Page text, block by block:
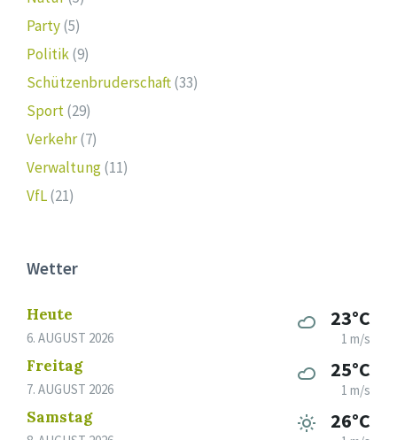
Party(5)
Politik(9)
Schützenbruderschaft(33)
Sport(29)
Verkehr(7)
Verwaltung(11)
VfL(21)
Wetter
Heute
6. AUGUST 2026
23°C
1 m/s
Freitag
7. AUGUST 2026
25°C
1 m/s
Samstag 26°C